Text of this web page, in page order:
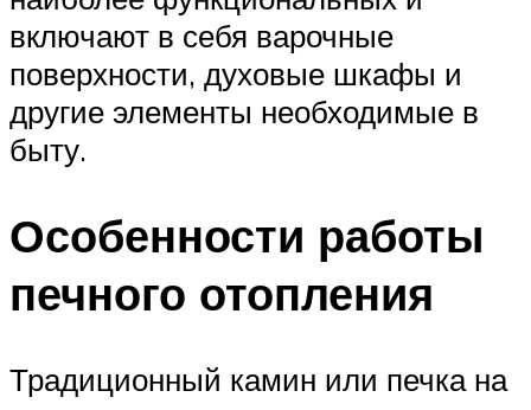
включают в себя варочные
поверхности, духовые шкафы и
другие элементы необходимые в
быту.
Особенности работы
печного отопления
Традиционный камин или печка на